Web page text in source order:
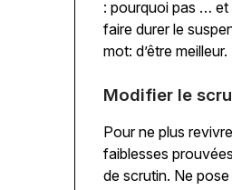
: pourquoi pas … et
faire durer le
mot: d’être meilleur.
Modifier le
Pour ne plus
faiblesses
de scrutin. Ne